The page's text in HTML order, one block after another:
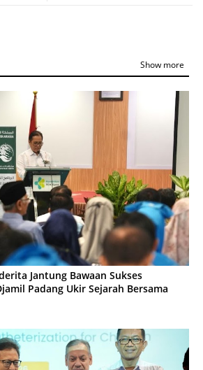
Show more
Jantung Bawaan Sukses
Padang Ukir Sejarah Bersama